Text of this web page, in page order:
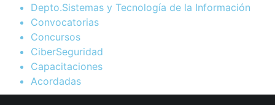
Depto.Sistemas y Tecnología de la Información
Convocatorias
Concursos
CiberSeguridad
Capacitaciones
Acordadas